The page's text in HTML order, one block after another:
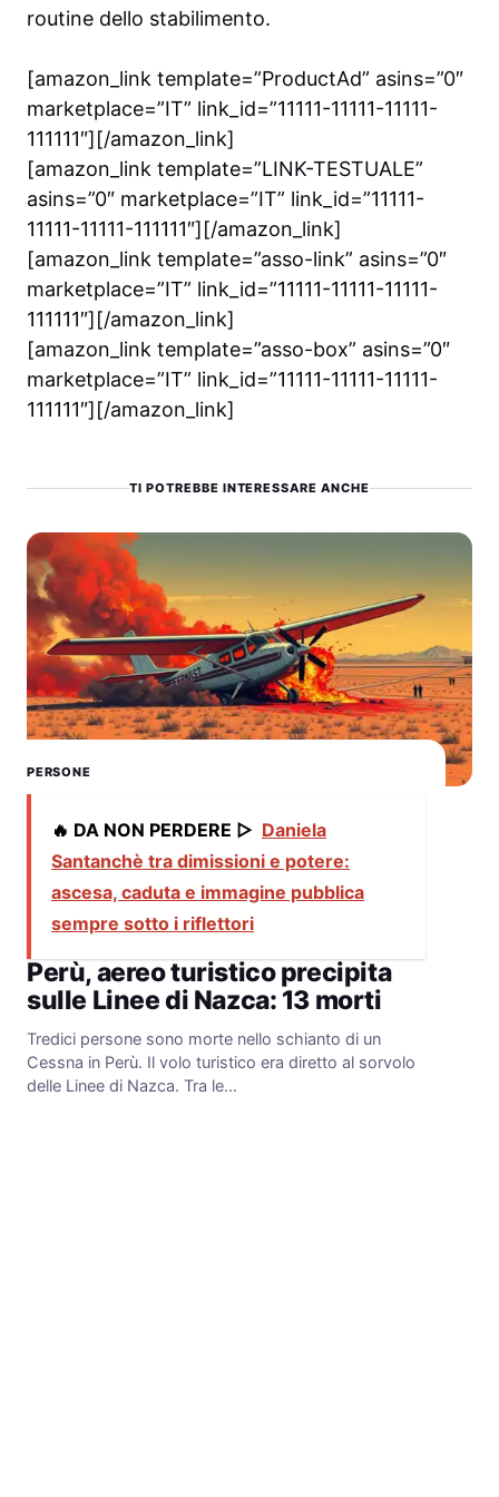
routine dello stabilimento.
[amazon_link template=”ProductAd” asins=”0″
marketplace=”IT” link_id=”11111-11111-11111-
111111″][/amazon_link]
[amazon_link template=”LINK-TESTUALE”
asins=”0″ marketplace=”IT” link_id=”11111-
11111-11111-111111″][/amazon_link]
[amazon_link template=”asso-link” asins=”0″
marketplace=”IT” link_id=”11111-11111-11111-
111111″][/amazon_link]
[amazon_link template=”asso-box” asins=”0″
marketplace=”IT” link_id=”11111-11111-11111-
111111″][/amazon_link]
TI POTREBBE INTERESSARE ANCHE
PERSONE
🔥 DA NON PERDERE ▷ Daniela
Santanchè tra dimissioni e potere:
ascesa, caduta e immagine pubblica
sempre sotto i riflettori
Perù, aereo turistico precipita
sulle Linee di Nazca: 13 morti
Tredici persone sono morte nello schianto di un
Cessna in Perù. Il volo turistico era diretto al sorvolo
delle Linee di Nazca. Tra le…